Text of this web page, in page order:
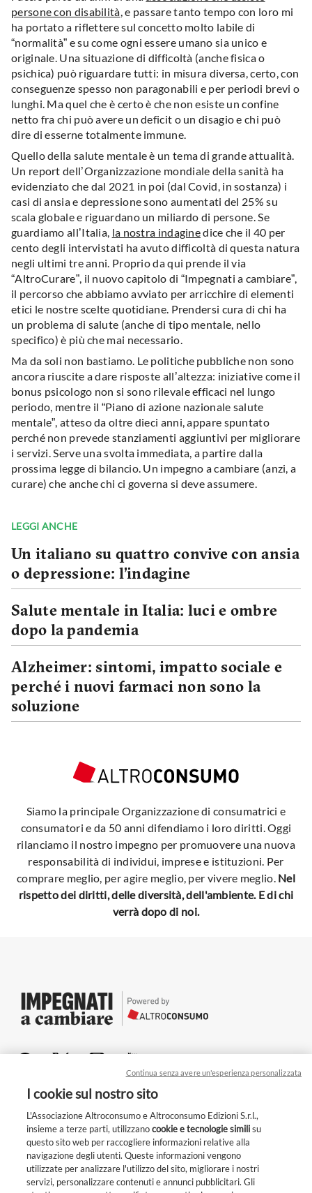
persone con disabilità, e passare tanto tempo con loro mi
ha portato a riflettere sul concetto molto labile di
“normalità” e su come ogni essere umano sia unico e
originale. Una situazione di difficoltà (anche fisica o
psichica) può riguardare tutti: in misura diversa, certo, con
conseguenze spesso non paragonabili e per periodi brevi o
lunghi. Ma quel che è certo è che non esiste un confine
netto fra chi può avere un deficit o un disagio e chi può
dire di esserne totalmente immune.
Quello della salute mentale è un tema di grande attualità.
Un report dell’Organizzazione mondiale della sanità ha
evidenziato che dal 2021 in poi (dal Covid, in sostanza) i
casi di ansia e depressione sono aumentati del 25% su
scala globale e riguardano un miliardo di persone. Se
guardiamo all’Italia, la nostra indaginedice che il 40 per
cento degli intervistati ha avuto difficoltà di questa natura
negli ultimi tre anni. Proprio da qui prende il via
“AltroCurare”, il nuovo capitolo di “Impegnati a cambiare”,
il percorso che abbiamo avviato per arricchire di elementi
etici le nostre scelte quotidiane. Prendersi cura di chi ha
un problema di salute (anche di tipo mentale, nello
specifico) è più che mai necessario.
Ma da soli non bastiamo. Le politiche pubbliche non sono
ancora riuscite a dare risposte all’altezza: iniziative come il
bonus psicologo non si sono rilevale efficaci nel lungo
periodo, mentre il “Piano di azione nazionale salute
mentale”, atteso da oltre dieci anni, appare spuntato
perché non prevede stanziamenti aggiuntivi per migliorare
i servizi. Serve una svolta immediata, a partire dalla
prossima legge di bilancio. Un impegno a cambiare (anzi, a
curare) che anche chi ci governa si deve assumere.
LEGGI ANCHE
Un italiano su quattro convive con ansia
o depressione: l’indagine
Salute mentale in Italia: luci e ombre
dopo la pandemia
Alzheimer: sintomi, impatto sociale e
perché i nuovi farmaci non sono la
soluzione
Unisciti a noi!
Siamo la principale Organizzazione di consumatrici e
consumatori e da 50 anni difendiamo i loro diritti. Oggi
rilanciamo il nostro impegno per promuovere una nuova
responsabilità di individui, imprese e istituzioni. Per
comprare meglio, per agire meglio, per vivere meglio. Nel
rispetto dei diritti, delle diversità, dell'ambiente. E di chi
verrà dopo di noi.
Chi siamo
Per le aziende
Privacy
Cookie
Condizioni generali
Whistleblowing
I cookie sul nostro sito
L'Associazione Altroconsumo e Altroconsumo Edizioni S.r.l.,
insieme a terze parti, utilizzanocookie e tecnologie similisu
questo sito web per raccogliere informazioni relative alla
navigazione degli utenti. Queste informazioni vengono
utilizzate per analizzare l'utilizzo del sito, migliorare i nostri
servizi, personalizzare contenuti e annunci pubblicitari. Gli
Continua senza avere un'esperienza personalizzata